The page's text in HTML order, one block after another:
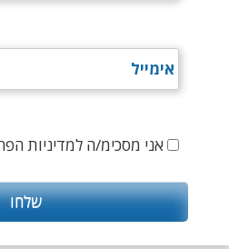
אני מסכימ/ה למדיניות